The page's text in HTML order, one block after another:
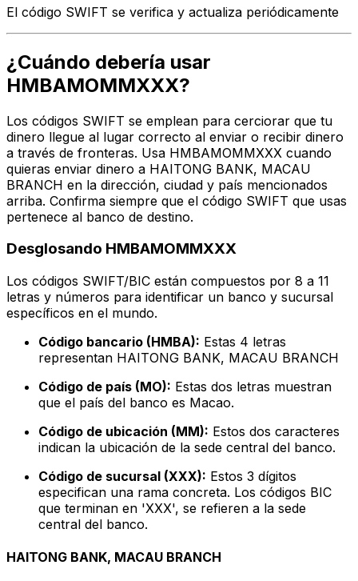
El código SWIFT se verifica y actualiza periódicamente
¿Cuándo debería usar
HMBAMOMMXXX?
Los códigos SWIFT se emplean para cerciorar que tu
dinero llegue al lugar correcto al enviar o recibir dinero
a través de fronteras. Usa HMBAMOMMXXX cuando
quieras enviar dinero a HAITONG BANK, MACAU
BRANCH en la dirección, ciudad y país mencionados
arriba. Confirma siempre que el código SWIFT que usas
pertenece al banco de destino.
Desglosando HMBAMOMMXXX
Los códigos SWIFT/BIC están compuestos por 8 a 11
letras y números para identificar un banco y sucursal
específicos en el mundo.
Código bancario (HMBA): Estas 4 letras
representan HAITONG BANK, MACAU BRANCH
Código de país (MO): Estas dos letras muestran
que el país del banco es Macao.
Código de ubicación (MM): Estos dos caracteres
indican la ubicación de la sede central del banco.
Código de sucursal (XXX): Estos 3 dígitos
especifican una rama concreta. Los códigos BIC
que terminan en 'XXX', se refieren a la sede
central del banco.
HAITONG BANK, MACAU BRANCH